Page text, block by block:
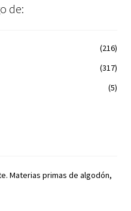
de:
(216)
(317)
(5)
Materias primas de algodón,